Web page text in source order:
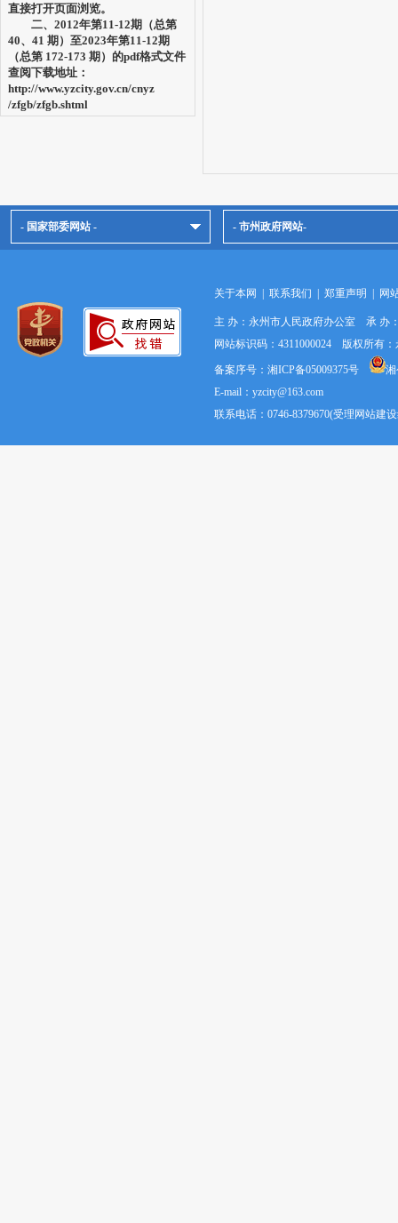
直接打开页面浏览。
二、2012年第11-12期（总第
40、41 期）至2023年第11-12期
（总第 172-173 期）的pdf格式文件
查阅下载地址：
http://www.yzcity.gov.cn/cnyz
/zfgb/zfgb.shtml
- 国家部委网站 - - 市州政府网站-
关于本网 联系我们 郑重声明 网
主 办：永州市人民政府办公室 承 办
网站标识码：4311000024 版权所有
备案序号：湘ICP备05009375号
湘
E-mail：yzcity@163.com
联系电话：0746-8379670(受理网站